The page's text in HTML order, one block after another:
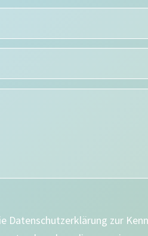
Datenschutzerklärung zur